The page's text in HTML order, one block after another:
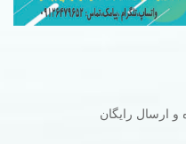
ارسال رایگان